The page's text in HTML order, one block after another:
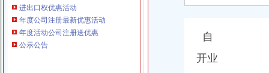
进出口权优惠活动
年度公司注册最新优惠活动
年度活动公司注册送优惠
公示公告
重庆臣夫商贸有限公司 （执照专让）
重庆信同广告有限公司 渝沙50万 （工商注册）
自
开业